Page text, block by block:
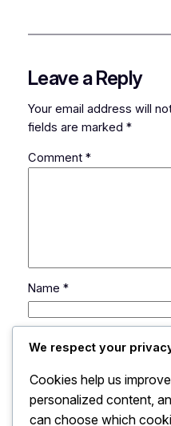
Leave a Reply
Your email address will
fields are marked *
Comment *
Name *
Website
We respect your
Cookies help us
personalized content,
can choose which